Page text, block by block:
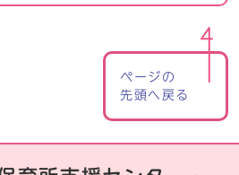
ページの
先頭へ戻る